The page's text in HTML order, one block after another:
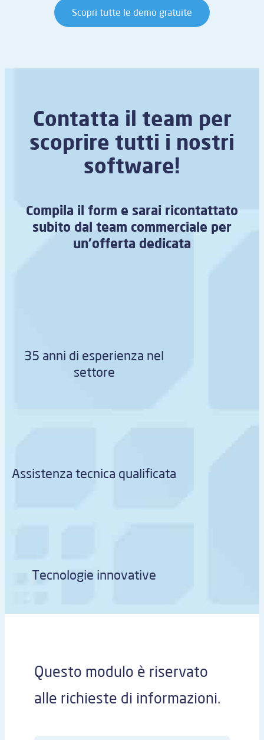
Scopri tutte le demo gratuite
Contatta il team per
scoprire tutti i nostri
software!
Compila il form e sarai ricontattato
subito dal team commerciale per
un’offerta dedicata
35 anni di esperienza nel
settore
Assistenza tecnica qualificata
Tecnologie innovative
Questo modulo è riservato
alle richieste di informazioni.